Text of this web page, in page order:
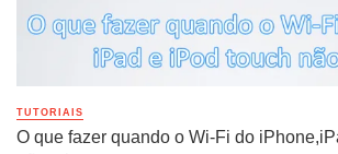
TUTORIAIS
O que fazer quando o Wi-Fi do